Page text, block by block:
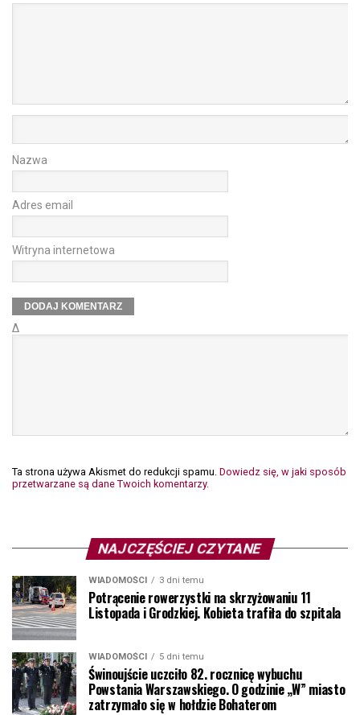
Nazwa
Adres email
Witryna internetowa
Δ
Ta strona używa Akismet do redukcji spamu. Dowiedz się, w jaki sposób
przetwarzane są dane Twoich komentarzy.
NAJCZĘŚCIEJ CZYTANE
WIADOMOŚCI 3 dni temu
Potrącenie rowerzystki na skrzyżowaniu 11
Listopada i Grodzkiej. Kobieta trafiła do szpitala
WIADOMOŚCI 5 dni temu
Świnoujście uczciło 82. rocznicę wybuchu
Powstania Warszawskiego. O godzinie „W” miasto
zatrzymało się w hołdzie Bohaterom